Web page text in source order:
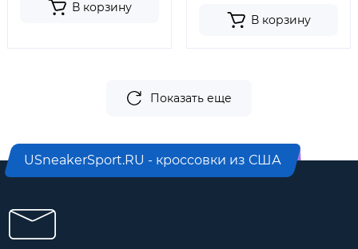
В корзину
В корзину
Показать еще
USneakerSport.RU - кроссовки из США